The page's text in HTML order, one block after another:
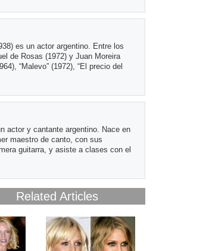
es un actor argentino. Entre los
de Rosas (1972) y Juan Moreira
“Malevo” (1972), “El precio del
actor y cantante argentino. Nace en
maestro de canto, con sus
guitarra, y asiste a clases con el
Related Articles